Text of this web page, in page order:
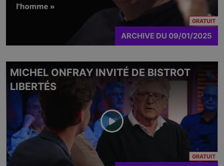
GRATUIT
ARCHIVE DU 09/01/2025
MICHEL ONFRAY INVITÉ DE BISTROT
LIBERTÉS
GRATUIT